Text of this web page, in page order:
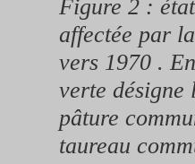
Figure 2 :
affectée par
vers 1970 .
verte désigne
pâture
taureau